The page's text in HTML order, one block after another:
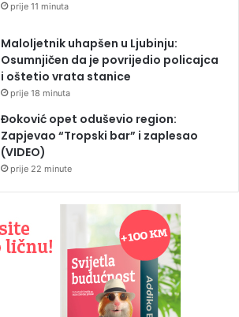
prije 11 minuta
Maloljetnik uhapšen u Ljubinju:
Osumnjičen da je povrijedio policajca
i oštetio vrata stanice
prije 18 minuta
Đoković opet oduševio region:
Zapjevao “Tropski bar” i zaplesao
(VIDEO)
prije 22 minute